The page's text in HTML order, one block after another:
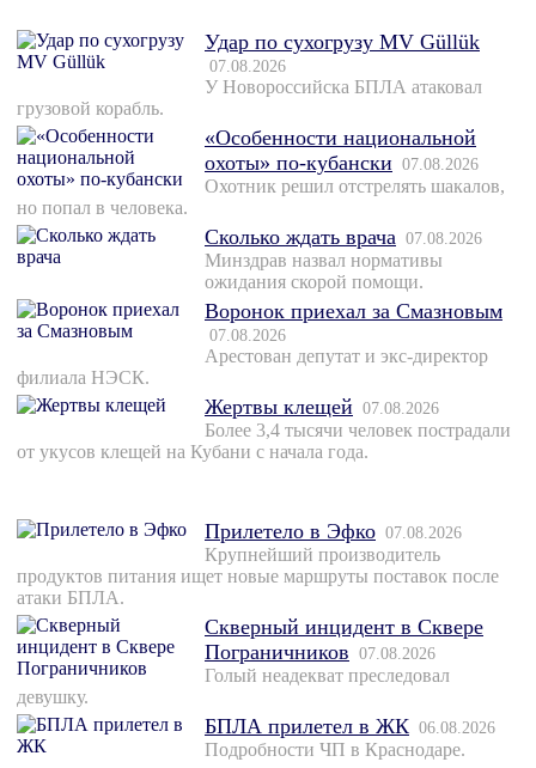
Удар по сухогрузу MV Güllük
07.08.2026
У Новороссийска БПЛА атаковал
грузовой корабль.
«Особенности национальной
охоты» по-кубански 07.08.2026
Охотник решил отстрелять шакалов,
но попал в человека.
Сколько ждать врача 07.08.2026
Минздрав назвал нормативы
ожидания скорой помощи.
Воронок приехал за Смазновым
07.08.2026
Арестован депутат и экс-директор
филиала НЭСК.
Жертвы клещей 07.08.2026
Более 3,4 тысячи человек пострадали
от укусов клещей на Кубани с начала года.
Прилетело в Эфко 07.08.2026
Крупнейший производитель
продуктов питания ищет новые маршруты поставок после
атаки БПЛА.
Скверный инцидент в Сквере
Пограничников 07.08.2026
Голый неадекват преследовал
девушку.
БПЛА прилетел в ЖК 06.08.2026
Подробности ЧП в Краснодаре.